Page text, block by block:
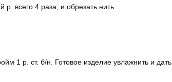
р. всего 4 раза, и обрезать нить.
1 р. ст. б/н. Готовое изделие увлажнить и дать